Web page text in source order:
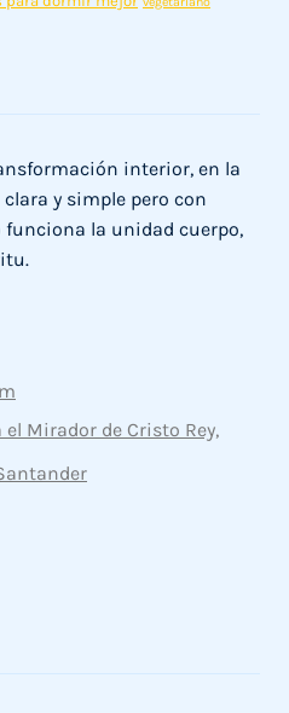
interior, en la
y simple pero con
la unidad cuerpo,
el Mirador de Cristo Rey,